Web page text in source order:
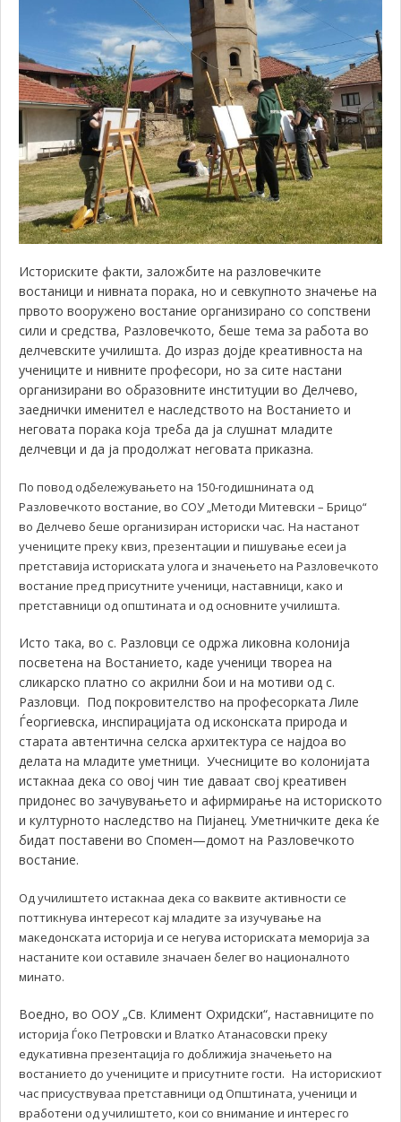
Историските факти, заложбите на разловечките
востаници и нивната порака, но и севкупното значење на
првото вооружено востание организирано со сопствени
сили и средства, Разловечкото, беше тема за работа во
делчевските училишта. До израз дојде креативноста на
учениците и нивните професори, но за сите настани
организирани во образовните институции во Делчево,
заеднички именител е наследството на Востанието и
неговата порака која треба да ја слушнат младите
делчевци и да ја продолжат неговата приказна.
По повод одбележувањето на 150-годишнината од
Разловечкото востание, во СОУ „Методи Митевски – Брицо“
во Делчево беше организиран историски час. На настанот
учениците преку квиз, презентации и пишување есеи ја
претставија историската улога и значењето на Разловечкото
востание пред присутните ученици, наставници, како и
претставници од општината и од основните училишта.
Исто така, во с. Разловци се одржа ликовна колонија
посветена на Востанието, каде ученици твореа на
сликарско платно со акрилни бои и на мотиви од с.
Разловци. Под покровителство на професорката Лиле
Ѓеоргиевска, инспирацијата од исконската природа и
старата автентична селска архитектура се најдоа во
делата на младите уметници. Учесниците во колонијата
истакнаа дека со овој чин тие даваат свој креативен
придонес во зачувувањето и афирмирање на историското
и културното наследство на Пијанец. Уметничките дека ќе
бидат поставени во Спомен—домот на Разловечкото
востание.
Од училиштето истакнаа дека со ваквите активности се
поттикнува интересот кај младите за изучување на
македонската историја и се негува историската меморија за
настаните кои оставиле значаен белег во националното
минато.
Воедно, во ООУ „Св. Климент Охридски“, наставниците по
историја Ѓоко Петровски и Влатко Атанасовски преку
едукативна презентација го доближија значењето на
востанието до учениците и присутните гости. На историскиот
час присуствуваа претставници од Општината, ученици и
вработени од училиштето, кои со внимание и интерес го